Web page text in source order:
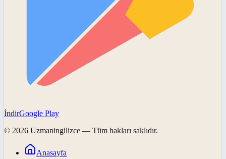
İndirGoogle Play
© 2026 Uzmaningilizce — Tüm hakları saklıdır.
Anasayfa